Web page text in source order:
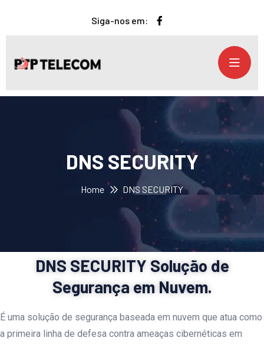
Siga-nos em:
DNS SECURITY
Home DNS SECURITY
DNS SECURITY Solução de
Segurança em Nuvem.
É uma solução de segurança baseada em nuvem que atua como
a primeira linha de defesa contra ameaças cibernéticas em